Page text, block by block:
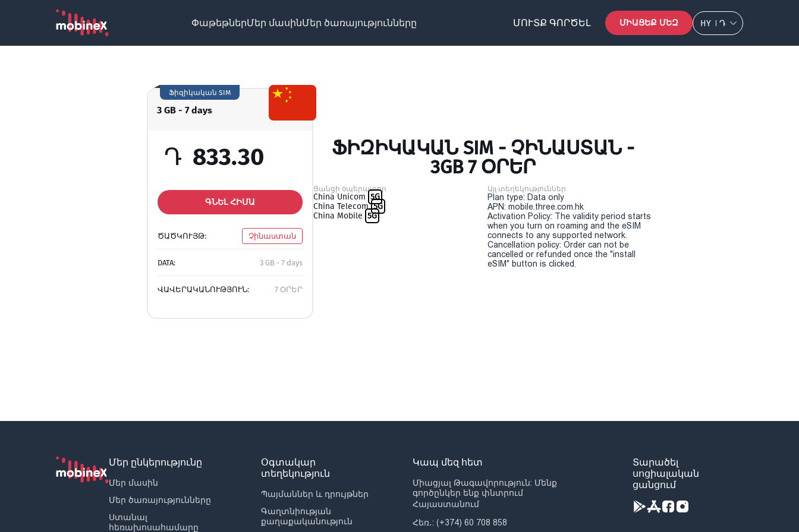
ՓաթեթներՄեր մասինՄեր ծառայությունները ՄՈՒՏՔ ԳՈՐԾԵԼ ՄԻԱՑԵՔ ՄԵԶ HY Դ
3 GB - 7 days
Ֆիզիկական SIM
Դ 833.30
ԳՆԵԼ ՀԻՄԱ
ԾԱԾԿՈՒՅԹ: Չինաստան
DATA: 3 GB - 7 days
ՎԱՎԵՐԱԿԱՆՈՒԹՅՈՒՆ: 7 ՕՐԵՐ
ՖԻԶԻԿԱԿԱՆ SIM - ՉԻՆԱՍՏԱՆ -
3GB 7 ՕՐԵՐ
Ցանցի օպերատոր
China Unicom 5G
China Telecom 5G
China Mobile 5G
Այլ տեղեկություններ
Plan type: Data only
APN: mobile.three.com.hk
Activation Policy: The validity period starts
when you turn on roaming and the eSIM
connects to any supported network.
Cancellation policy: Order can not be
cancelled or refunded once the "install
eSIM" button is clicked.
Մեր ընկերությունը
Մեր մասին
Մեր ծառայությունները
Ստանալ
հեռախոսահամարը
Օգտակար
տեղեկություն
Պայմաններ և դրույթներ
Գաղտնիության
քաղաքականություն
Կապ մեզ հետ
Միացյալ Թագավորություն: Մենք
գործընկեր ենք փնտրում
Հայաստանում
Հեռ․: (+374) 60 708 858
Տարածել
սոցիալական
ցանցում